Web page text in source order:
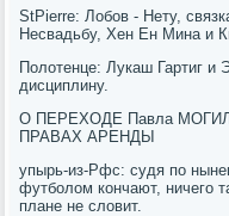
StPierre: Лобов - Нету,
Несвадьбу, Хен Ен Мина и
Полотенце: Лукаш Гартиг и
дисциплину.
О ПЕРЕХОДЕ Павла
ПРАВАХ АРЕНДЫ
упырь-из-Рфс: судя по
футболом кончают, ничего
плане не словит.